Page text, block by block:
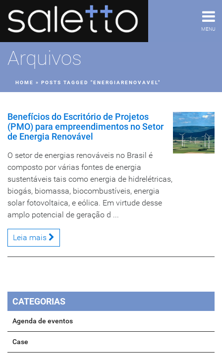
MENU
Arquivos
HOME » POSTS TAGGED "ENERGIARENOVAVEL"
Benefícios do Escritório de Projetos
(PMO) para empreendimentos no Setor
de Energia Renovável
O setor de energias renováveis no Brasil é
composto por várias fontes de energia
sustentáveis tais como energia de hidrelétricas,
biogás, biomassa, biocombustíveis, energia
solar fotovoltaica, e eólica. Em virtude desse
amplo potencial de geração d ...
Leia mais
CATEGORIAS
Agenda de eventos
Case